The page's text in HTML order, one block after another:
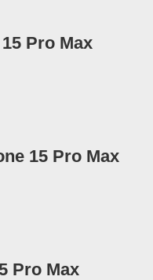
Pro Max
15 Pro Max
Pro Max